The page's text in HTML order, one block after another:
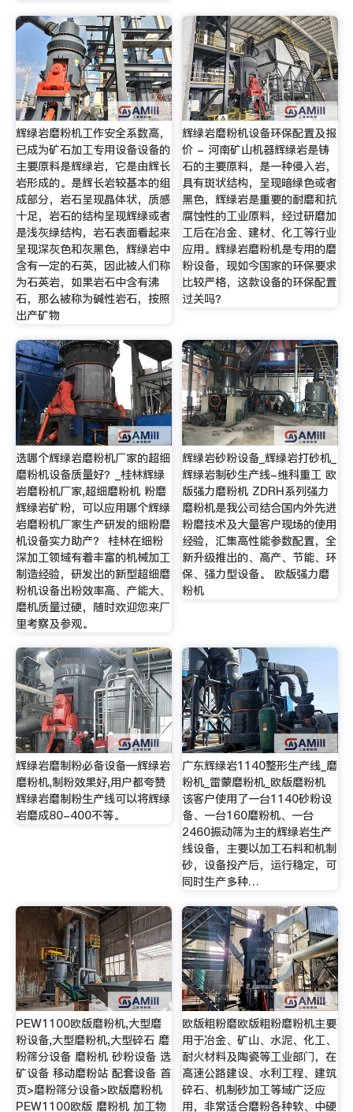
辉绿岩磨粉机工作安全系数高，
已成为矿石加工专用设备设备的
主要原料是辉绿岩，它是由辉长
岩形成的。是辉长岩较基本的组
成部分，岩石呈现晶体状，质感
十足，岩石的结构呈现辉绿或者
是浅灰绿结构，岩石表面看起来
呈现深灰色和灰黑色，辉绿岩中
含有一定的石英，因此被人们称
为石英岩，如果岩石中含有沸
石，那么被称为碱性岩石，按照
出产矿物
辉绿岩磨粉机设备环保配置及报
价 - 河南矿山机器辉绿岩是铸
石的主要原料，是一种侵入岩，
具有斑状结构，呈现暗绿色或者
黑色，辉绿岩是重要的耐磨和抗
腐蚀性的工业原料，经过研磨加
工后在冶金、建材、化工等行业
应用。辉绿岩磨粉机是专用的磨
粉设备，现如今国家的环保要求
比较严格，这款设备的环保配置
过关吗？
选哪个辉绿岩磨粉机厂家的超细
磨粉机设备质量好？_桂林辉绿
岩磨粉机厂家,超细磨粉机 粉磨
辉绿岩矿粉，可以应用哪个辉绿
岩磨粉机厂家生产研发的细粉磨
机设备实力助产？ 桂林在细粉
深加工领域有着丰富的机械加工
制造经验，研发出的新型超细磨
粉机设备出粉效率高、产能大、
磨机质量过硬，随时欢迎您来厂
里考察及参观。
辉绿岩砂粉设备_辉绿岩打砂机_
辉绿岩制砂生产线-维科重工 欧
版强力磨粉机 ZDRH系列强力
磨粉机是我公司结合国内外先进
粉磨技术及大量客户现场的使用
经验，汇集高性能参数配置，全
新升级推出的、高产、节能、环
保、强力型设备。 欧版强力磨
粉机
辉绿岩磨制粉必备设备—辉绿岩
磨粉机,制粉效果好,用户都夸赞
辉绿岩磨制粉生产线可以将辉绿
岩磨成80-400不等。
广东辉绿岩1140整形生产线_磨
粉机_雷蒙磨粉机_欧版磨粉机
该客户使用了一台1140砂粉设
备、一台160磨粉机、一台
2460振动筛为主的辉绿岩生产
线设备，主要以加工石料和机制
砂，设备投产后，运行稳定，可
同时生产多种…
PEW1100欧版磨粉机,大型磨
粉设备,大型磨粉机,大型碎石 磨
粉筛分设备 磨粉机 砂粉设备 选
矿设备 移动磨粉站 配套设备 首
页>磨粉筛分设备>欧版磨粉机
PEW1100欧版 磨粉机 加工物
欧版粗粉磨欧版粗粉磨粉机主要
用于冶金、矿山、水泥、化工、
耐火材料及陶瓷等工业部门，在
高速公路建设、水利工程、建筑
碎石、机制砂加工等域广泛应
用，非常适合磨粉各种软、中硬